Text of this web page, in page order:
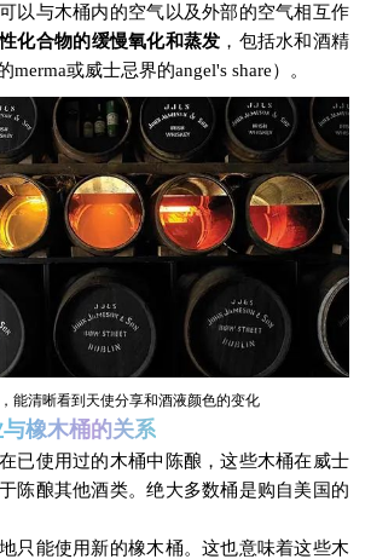
以与木桶内的空气以及外部的空气相互作
化合物的缓慢氧化和蒸发 ，包括水和酒精
merma或威士忌界的angel's share）。
能清晰看到天使分享和酒液颜色的变化
橡木桶的关系
已使用过的木桶中陈酿，这些木桶在威士
陈酿其他酒类。绝大多数桶是购自美国的
只能使用新的橡木桶。这也意味着这些木